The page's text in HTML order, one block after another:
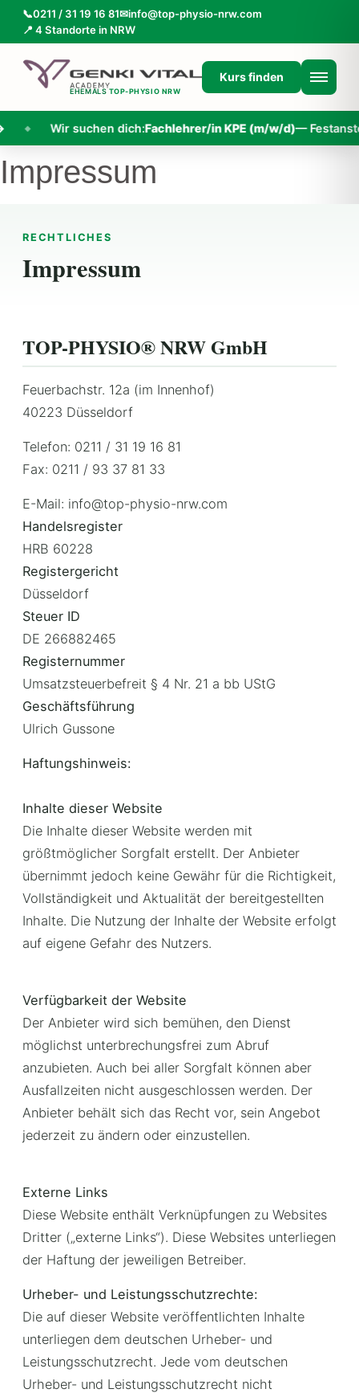
📞0211 / 31 19 16 81✉info@top-physio-nrw.com
📍 4 Standorte in NRW
EHEMALSTOP-PHYSIO NRW
Kurs finden
Wir suchen dich:Fachlehrer/in KPE (m/w/d)—
Impressum
RECHTLICHES
Impressum
TOP-PHYSIO® NRW GmbH
Feuerbachstr. 12a (im Innenhof)
40223 Düsseldorf
Telefon: 0211 / 31 19 16 81
Fax: 0211 / 93 37 81 33
E-Mail: info@top-physio-nrw.com
Handelsregister
HRB 60228
Registergericht
Düsseldorf
Steuer ID
DE 266882465
Registernummer
Umsatzsteuerbefreit § 4 Nr. 21 a bb UStG
Geschäftsführung
Ulrich Gussone
Haftungshinweis:
Inhalte dieser Website
Die Inhalte dieser Website werden mit
größtmöglicher Sorgfalt erstellt. Der Anbieter
übernimmt jedoch keine Gewähr für die Richtigkeit,
Vollständigkeit und Aktualität der bereitgestellten
Inhalte. Die Nutzung der Inhalte der Website erfolgt
auf eigene Gefahr des Nutzers.
Verfügbarkeit der Website
Der Anbieter wird sich bemühen, den Dienst
möglichst unterbrechungsfrei zum Abruf
anzubieten. Auch bei aller Sorgfalt können aber
Ausfallzeiten nicht ausgeschlossen werden. Der
Anbieter behält sich das Recht vor, sein Angebot
jederzeit zu ändern oder einzustellen.
Externe Links
Diese Website enthält Verknüpfungen zu Websites
Dritter („externe Links“). Diese Websites unterliegen
der Haftung der jeweiligen Betreiber.
Urheber- und Leistungsschutzrechte:
Die auf dieser Website veröffentlichten Inhalte
unterliegen dem deutschen Urheber- und
Leistungsschutzrecht. Jede vom deutschen
Urheber- und Leistungsschutzrecht nicht